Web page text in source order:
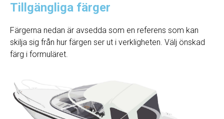
Tillgängliga färger
Färgerna nedan är avsedda som en referens som kan
skilja sig från hur färgen ser ut i verkligheten. Välj önskad
färg i formuläret.